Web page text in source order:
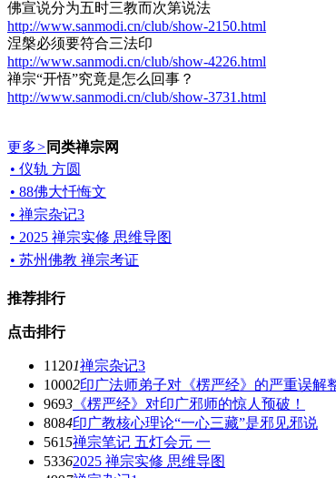
佛宣说分为五时三教而次第说法
http://www.sanmodi.cn/club/show-2150.html
涅槃必须要符合三法印
http://www.sanmodi.cn/club/show-4226.html
禅宗“开悟”究竟是怎么回事？
http://www.sanmodi.cn/club/show-3731.html
更多> 同类禅宗网
• 仪轨 方圆
• 88佛大忏悔文
• 禅宗杂记3
• 2025 禅宗实修 思维导图
• 苏州佛教 禅宗考证
推荐排行
点击排行
11201禅宗杂记3
10002印广法师弟子对《楞严经》的严重误解
9693 《楞严经》对印广邪师的惊人预破！
8084印广教核心理论“一心三藏”是邪见邪说
5615禅宗笔记 五灯会元 一
53362025 禅宗实修 思维导图